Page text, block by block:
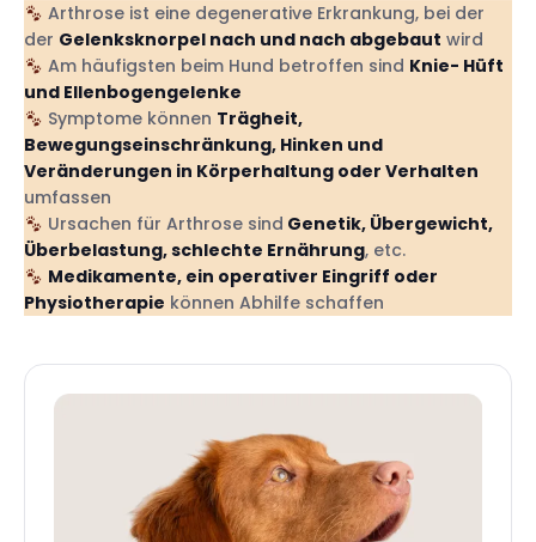
Arthrose ist eine degenerative Erkrankung, bei der
der Gelenksknorpel nach und nach abgebaut wird
Am häufigsten beim Hund betroffen sind Knie- Hüft
und Ellenbogengelenke
Symptome können Trägheit,
Bewegungseinschränkung, Hinken und
Veränderungen in Körperhaltung oder Verhalten
umfassen
Ursachen für Arthrose sind Genetik, Übergewicht,
Überbelastung, schlechte Ernährung, etc.
Medikamente, ein operativer Eingriff oder
Physiotherapie können Abhilfe schaffen